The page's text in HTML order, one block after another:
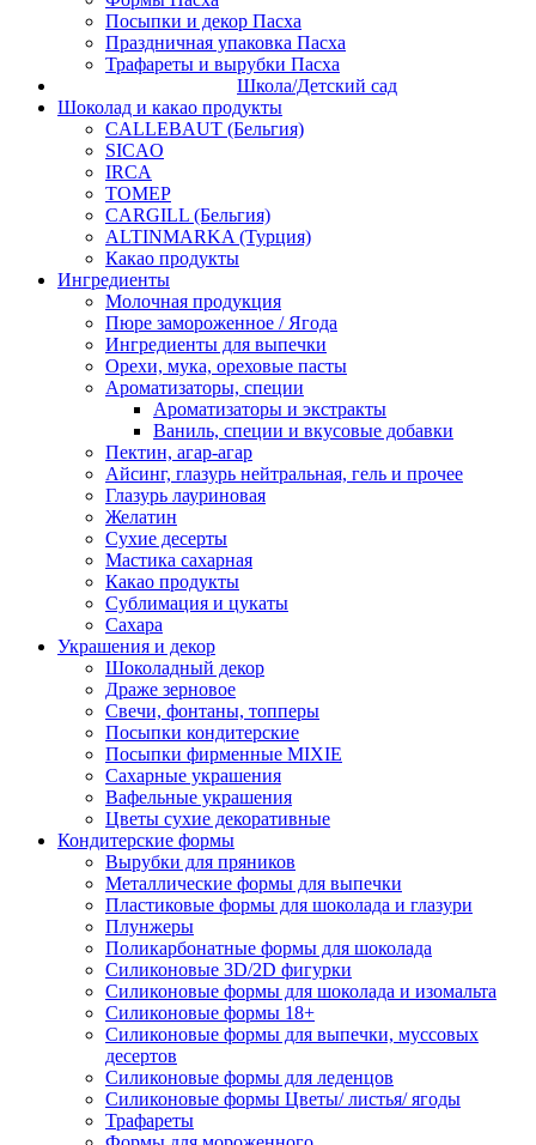
Посыпки и декор Пасха
Праздничная упаковка Пасха
Трафареты и вырубки Пасха
Школа/Детский сад
Шоколад и какао продукты
CALLEBAUT (Бельгия)
SICAO
IRCA
ТОМЕР
CARGILL (Бельгия)
ALTINMARKA (Турция)
Какао продукты
Ингредиенты
Молочная продукция
Пюре замороженное / Ягода
Ингредиенты для выпечки
Орехи, мука, ореховые пасты
Ароматизаторы, специи
Ароматизаторы и экстракты
Ваниль, специи и вкусовые добавки
Пектин, агар-агар
Айсинг, глазурь нейтральная, гель и прочее
Глазурь лауриновая
Желатин
Сухие десерты
Мастика сахарная
Какао продукты
Сублимация и цукаты
Сахара
Украшения и декор
Шоколадный декор
Драже зерновое
Свечи, фонтаны, топперы
Посыпки кондитерские
Посыпки фирменные MIXIE
Сахарные украшения
Вафельные украшения
Цветы сухие декоративные
Кондитерские формы
Вырубки для пряников
Металлические формы для выпечки
Пластиковые формы для шоколада и глазури
Плунжеры
Поликарбонатные формы для шоколада
Силиконовые 3D/2D фигурки
Силиконовые формы для шоколада и изомальта
Силиконовые формы 18+
Силиконовые формы для выпечки, муссовых
десертов
Силиконовые формы для леденцов
Силиконовые формы Цветы/ листья/ ягоды
Трафареты